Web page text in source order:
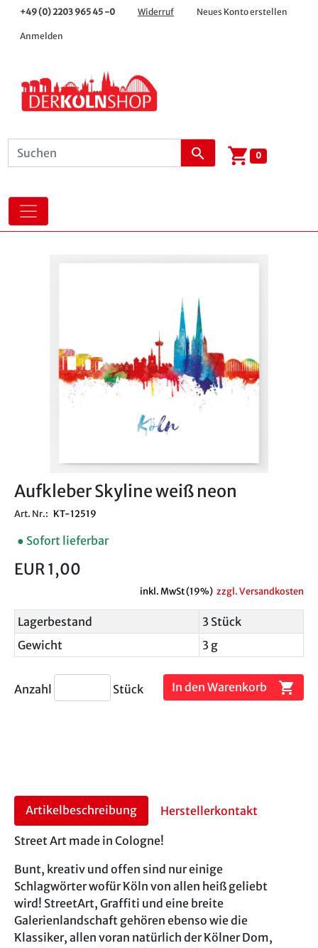
+49 (0) 2203 965 45 -0 Widerruf Neues Konto erstellen
Anmelden
search shopping_cart 0
Aufkleber Skyline weiß neon
Art. Nr.: KT-12519
● Sofort lieferbar
EUR 1,00
inkl. MwSt (19%) zzgl. Versandkosten
Lagerbestand
3 Stück
Gewicht
3 g
Anzahl Stück In den Warenkorb shopping_cart
Artikelbeschreibung Herstellerkontakt
Street Art made in Cologne!
Bunt, kreativ und offen sind nur einige
Schlagwörter wofür Köln von allen heiß geliebt
wird! StreetArt, Graffiti und eine breite
Galerienlandschaft gehören ebenso wie die
Klassiker, allen voran natürlich der Kölner Dom,